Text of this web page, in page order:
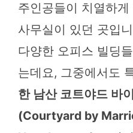
주인공들이 치열하게
사무실이 있던 곳입
다양한 오피스 빌딩
는데요, 그중에서도
한 남산 코트야드 바
(Courtyard by